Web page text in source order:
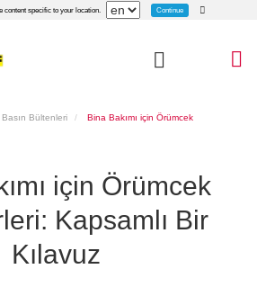
content specific to your location. Continue
Basın Bültenleri
için Örümcek
Kapsamlı Bir
Kılavuz